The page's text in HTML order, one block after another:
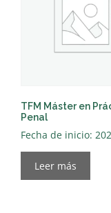
TFM Máster en
Penal
Fecha de inicio:
Leer más